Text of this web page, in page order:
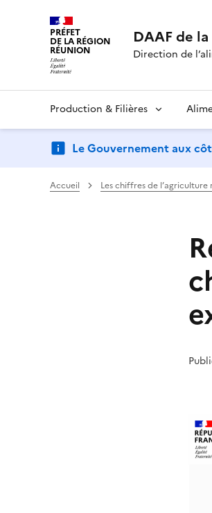
PRÉFET
DE LA RÉGION
RÉUNION
DAAF de
Direction de
Production & Filières
Le Gouvernement aux
Accueil Les chiffres de l’agriculture